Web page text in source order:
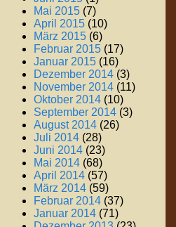
Mai 2015 (7)
April 2015 (10)
März 2015 (6)
Februar 2015 (17)
Januar 2015 (16)
Dezember 2014 (3)
November 2014 (11)
Oktober 2014 (10)
September 2014 (3)
August 2014 (26)
Juli 2014 (28)
Juni 2014 (23)
Mai 2014 (68)
April 2014 (57)
März 2014 (59)
Februar 2014 (37)
Januar 2014 (71)